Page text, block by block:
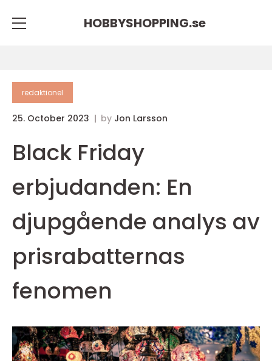
HOBBYSHOPPING.se
redaktionel
25. October 2023 by Jon Larsson
Black Friday
erbjudanden: En
djupgående analys av
prisrabatternas
fenomen